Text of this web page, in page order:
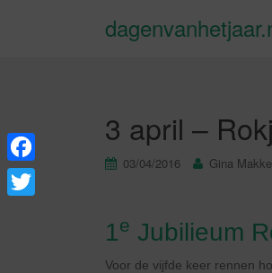
3 april –
03/04/2016 Gina
1e Jubilieum
Voor de vijfde keer rennen
F